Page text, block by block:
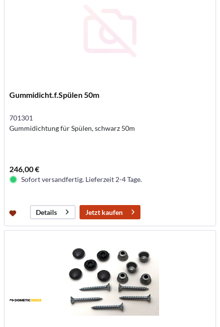
Gummidicht.f.Spülen 50m
701301
Gummidichtung für Spülen, schwarz 50m
246,00 €
Sofort versandfertig. Lieferzeit 2-4 Tage.
Details Jetzt kaufen